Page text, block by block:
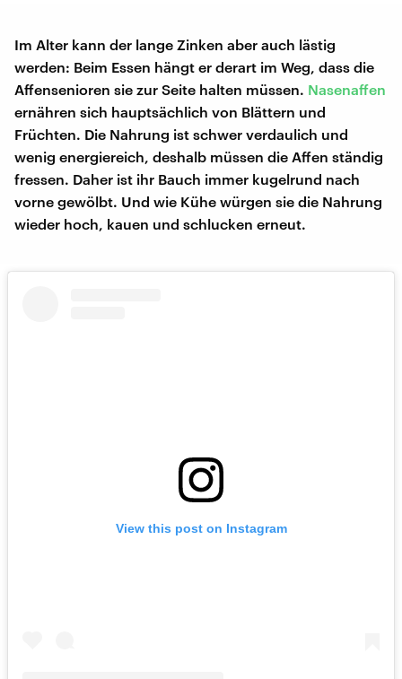
Im Alter kann der lange Zinken aber auch lästig
werden: Beim Essen hängt er derart im Weg, dass die
Affensenioren sie zur Seite halten müssen. Nasenaffen
ernähren sich hauptsächlich von Blättern und
Früchten. Die Nahrung ist schwer verdaulich und
wenig energiereich, deshalb müssen die Affen ständig
fressen. Daher ist ihr Bauch immer kugelrund nach
vorne gewölbt. Und wie Kühe würgen sie die Nahrung
wieder hoch, kauen und schlucken erneut.
View this post on Instagram